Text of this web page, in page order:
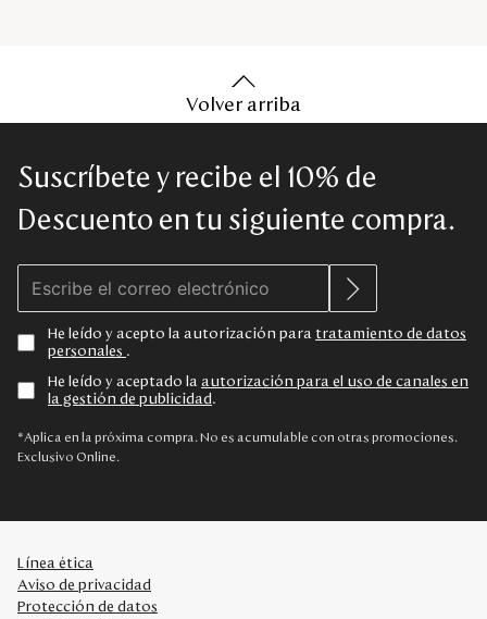
Volver arriba
Suscríbete y recibe el 10% de
Descuento en tu siguiente compra.
He leído y acepto la autorización para tratamiento de datos
personales .
He leído y aceptado la autorización para el uso de canales en
la gestión de publicidad .
*Aplica en la próxima compra. No es acumulable con otras promociones.
Exclusivo Online.
Línea ética
Aviso de privacidad
Protección de datos